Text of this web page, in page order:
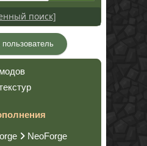
поиск]
пользователь
NeoForge